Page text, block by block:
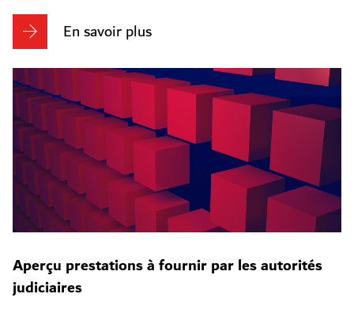
En savoir plus
Aperçu prestations à fournir par les autorités
judiciaires